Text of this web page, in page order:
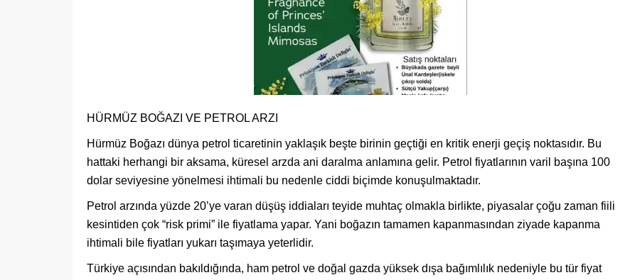
HÜRMÜZ BOĞAZI VE PETROL ARZI
Hürmüz Boğazı dünya petrol ticaretinin yaklaşık beşte birinin geçtiği en kritik enerji geçiş noktasıdır. Bu
hattaki herhangi bir aksama, küresel arzda ani daralma anlamına gelir. Petrol fiyatlarının varil başına 100
dolar seviyesine yönelmesi ihtimali bu nedenle ciddi biçimde konuşulmaktadır.
Petrol arzında yüzde 20’ye varan düşüş iddiaları teyide muhtaç olmakla birlikte, piyasalar çoğu zaman fiili
kesintiden çok “risk primi” ile fiyatlama yapar. Yani boğazın tamamen kapanmasından ziyade kapanma
ihtimali bile fiyatları yukarı taşımaya yeterlidir.
Türkiye açısından bakıldığında, ham petrol ve doğal gazda yüksek dışa bağımlılık nedeniyle bu tür fiyat